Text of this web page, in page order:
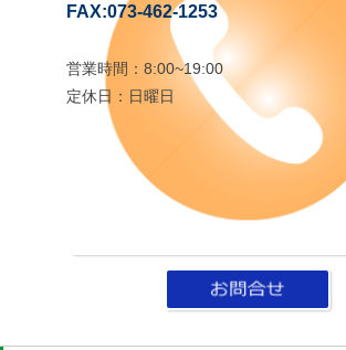
FAX:073-462-1253
営業時間：8:00~19:00
定休日：日曜日